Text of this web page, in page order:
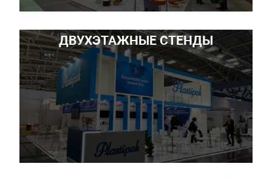
ДВУХЭТАЖНЫЕ СТЕНДЫ